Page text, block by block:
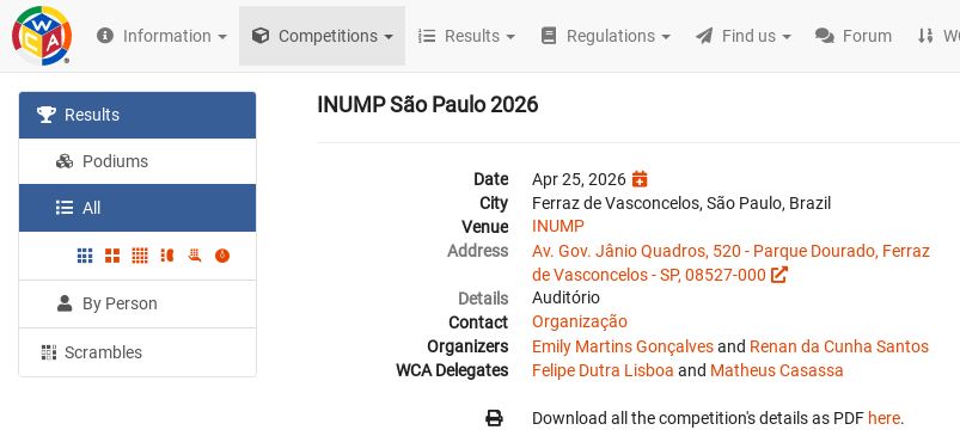
Information Competitions Results Regulations Find us Forum
Results
Podiums
All
By Person
Scrambles
INUMP São Paulo 2026
Date
Apr 25, 2026
City
Ferraz de Vasconcelos, São Paulo, Brazil
Venue
INUMP
Address
Av. Gov. Jânio Quadros, 520 - Parque Dourado, Ferraz
de Vasconcelos - SP, 08527-000
Details
Auditório
Contact
Organização
Organizers
Emily Martins Gonçalvesand Renan da Cunha Santos
WCA Delegates
Felipe Dutra Lisboa and Matheus Casassa
Download all the competition's details as PDF here.